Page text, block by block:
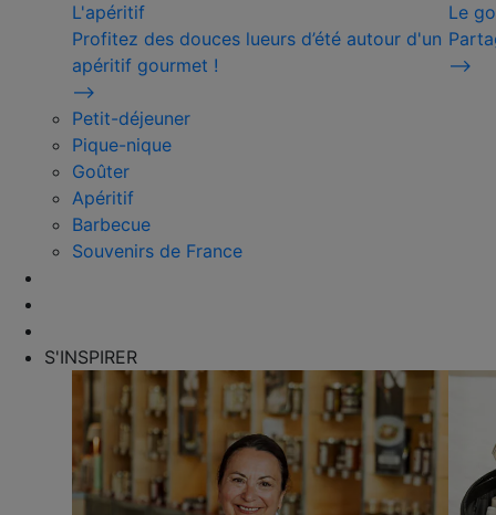
L'apéritif
Profitez des douces lueurs d’été autour d'un
apéritif gourmet !
⟶
Le
⟶
Petit-déjeuner
Pique-nique
Goûter
Apéritif
Barbecue
Souvenirs de France
S'INSPIRER